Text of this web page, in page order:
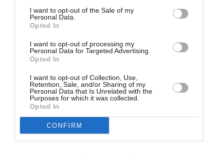
I want to opt-out of the Sale of my
Personal Data.
Opted In
I want to opt-out of processing my
Personal Data for Targeted Advertising.
Opted In
I want to opt-out of Collection, Use,
Retention, Sale, and/or Sharing of my
Personal Data that Is Unrelated with the
Purposes for which it was collected.
Opted In
CONFIRM
χρόνια που πια δεν είναι κοντά μας αλλά μας ατενίζει
από ψηλά. Η καθηλωτική δήλωσή της για τα μάρμαρα,
Παρθενώνα γιατί πάντα εδώ ανήκουν, είναι η σφραγίδα
της αγάπης της για αυτόν τον τόπο και σαν έρθουν,
ξαναγεννηθεί και το πνεύμα της θα μας συντροφεύσει
και πάλι ζωντανό και απαστράπτον όπως τότε. Θα την
δούμε να είναι εδώ παρούσα να κλάψει σαν την Παναγία
που της έφεραν πίσω το παιδί της.
Αποσπάσματα από το βιβλίο